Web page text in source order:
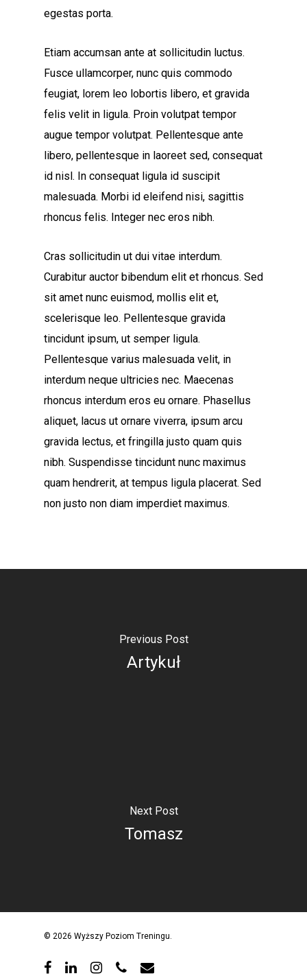
egestas porta.
Etiam accumsan ante at sollicitudin luctus.
Fusce ullamcorper, nunc quis commodo
feugiat, lorem leo lobortis libero, et gravida
felis velit in ligula. Proin volutpat tempor
augue tempor volutpat. Pellentesque ante
libero, pellentesque in laoreet sed, consequat
id nisl. In consequat ligula id suscipit
malesuada. Morbi id eleifend nisi, sagittis
rhoncus felis. Integer nec eros nibh.
Cras sollicitudin ut dui vitae interdum.
Curabitur auctor bibendum elit et rhoncus. Sed
sit amet nunc euismod, mollis elit et,
scelerisque leo. Pellentesque gravida
tincidunt ipsum, ut semper ligula.
Pellentesque varius malesuada velit, in
interdum neque ultricies nec. Maecenas
rhoncus interdum eros eu ornare. Phasellus
aliquet, lacus ut ornare viverra, ipsum arcu
gravida lectus, et fringilla justo quam quis
nibh. Suspendisse tincidunt nunc maximus
quam hendrerit, at tempus ligula placerat. Sed
non justo non diam imperdiet maximus.
Previous Post
Artykuł
Next Post
Tomasz
© 2026 Wyższy Poziom Treningu.
facebooklinkedininstagram
phone email